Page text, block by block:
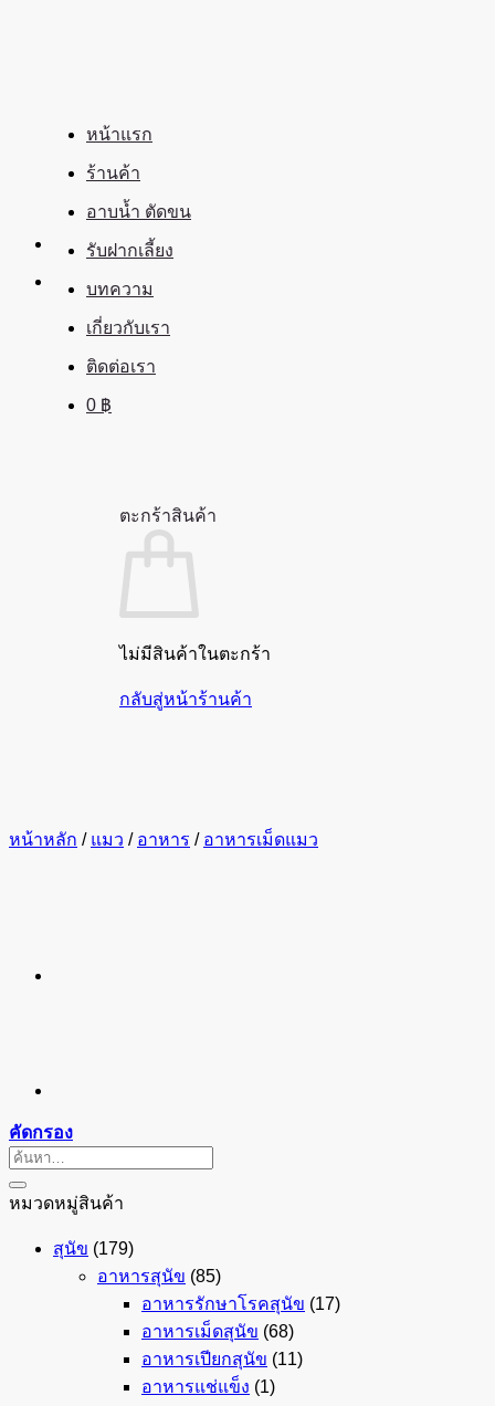
หน้าแรก
ร้านค้า
อาบน้ำ ตัดขน
รับฝากเลี้ยง
บทความ
เกี่ยวกับเรา
ติดต่อเรา
0 ฿
ตะกร้าสินค้า
ไม่มีสินค้าในตะกร้า
กลับสู่หน้าร้านค้า
หน้าหลัก / แมว / อาหาร / อาหารเม็ดแมว
คัดกรอง
ค้นหา:
หมวดหมู่สินค้า
สุนัข (179)
อาหารสุนัข (85)
อาหารรักษาโรคสุนัข (17)
อาหารเม็ดสุนัข (68)
อาหารเปียกสุนัข (11)
อาหารแช่แข็ง (1)